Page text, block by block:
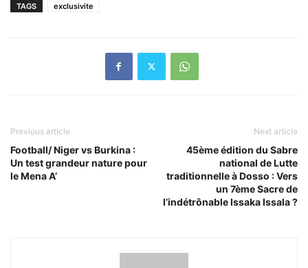
TAGS exclusivite
Previous article
Football/ Niger vs Burkina :
Un test grandeur nature pour
le Mena A’
Next article
45ème édition du Sabre
national de Lutte
traditionnelle à Dosso : Vers
un 7ème Sacre de
l’indétrônable Issaka Issala ?